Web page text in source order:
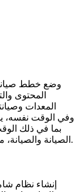
المحتوى
المعدات
وفي الوقت نفسه،
بما في ذلك
الصيانة والصيانة، مما يوفر أساسًا لتحليل أعطال المعدات وإصلاحها.
إنشاء نظام